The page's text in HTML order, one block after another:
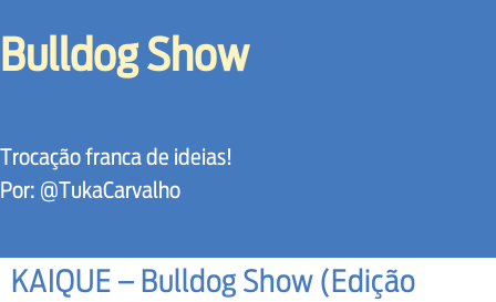
Bulldog Show
Trocação franca de ideias!
Por: @TukaCarvalho
KAIQUE – Bulldog Show (Edição